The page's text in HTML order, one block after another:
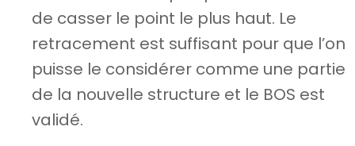
de casser le point le plus haut. Le
retracement est suffisant pour que l’on
puisse le considérer comme une partie
de la nouvelle structure et le BOS est
validé.